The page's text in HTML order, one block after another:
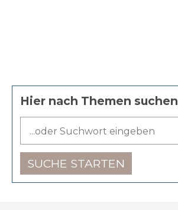
Hier nach Themen suchen
SUCHE STARTEN